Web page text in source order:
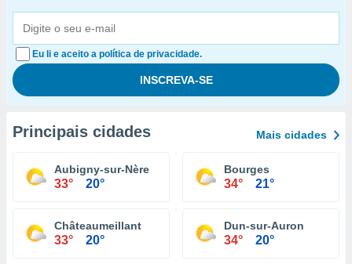
Eu li e aceito a política de privacidade.
Principais cidades Mais cidades
Aubigny-sur-Nère
33° 20°
Bourges
34° 21°
Châteaumeillant
33° 20°
Dun-sur-Auron
34° 20°